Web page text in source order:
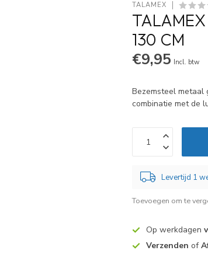
TALAMEX
130 CM
€9,95 Incl. btw
Bezemsteel metaal
combinatie met de
Levertijd 1
Toevoegen om te
Op werkdagen
Verzenden of